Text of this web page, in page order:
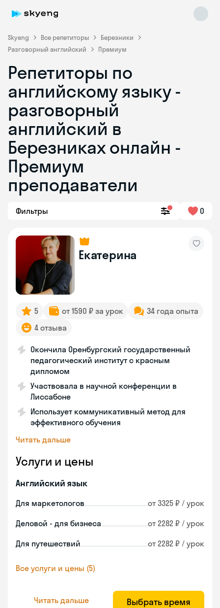
Skyeng Все репетиторы
Березники
Разговорный английский
Премиум
Репетиторы по
английскому языку -
разговорный
английский в
Березниках онлайн -
Премиум
преподаватели
Фильтры 0
Екатерина
5 от 1590 ₽ за урок
34 года опыта
4 отзыва
Окончила Оренбургский государственный
педагогический институт с красным
дипломом
Участвовала в научной конференции в
Лиссабоне
Использует коммуникативный метод для
эффективного обучения
Читать дальше
Услуги и цены
Английский язык
Для маркетологов от 3325 ₽ / урок
Деловой - для бизнеса от 2282 ₽ / урок
Для путешествий от 2282 ₽ / урок
Все услуги и цены (5)
Читать дальше Выбрать время
Skyeng Chat